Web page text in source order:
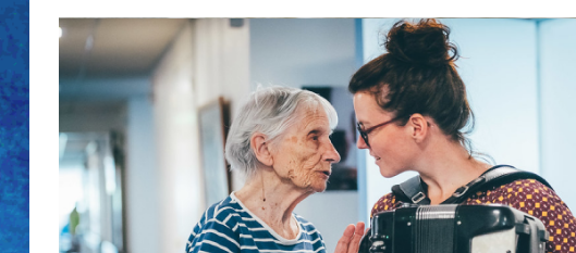
Accueil
Billetterie